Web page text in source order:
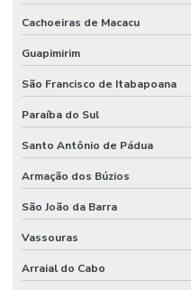
Cachoeiras de Macacu
Guapimirim
São Francisco de Itabapoana
Paraíba do Sul
Santo Antônio de Pádua
Armação dos Búzios
São João da Barra
Vassouras
Arraial do Cabo